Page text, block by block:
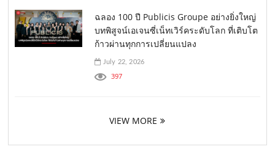
ฉลอง 100 ปี Publicis Groupe อย่างยิ่งใหญ่
บทพิสูจน์เอเจนซี่เน็ทเวิร์คระดับโลก ที่เติบโต
ก้าวผ่านทุกการเปลี่ยนแปลง
July 22, 2026
397
VIEW MORE